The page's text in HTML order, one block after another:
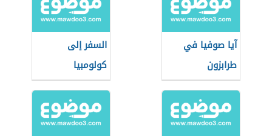
آيا صوفيا في
طرابزون
السفر إلى
كولومبيا